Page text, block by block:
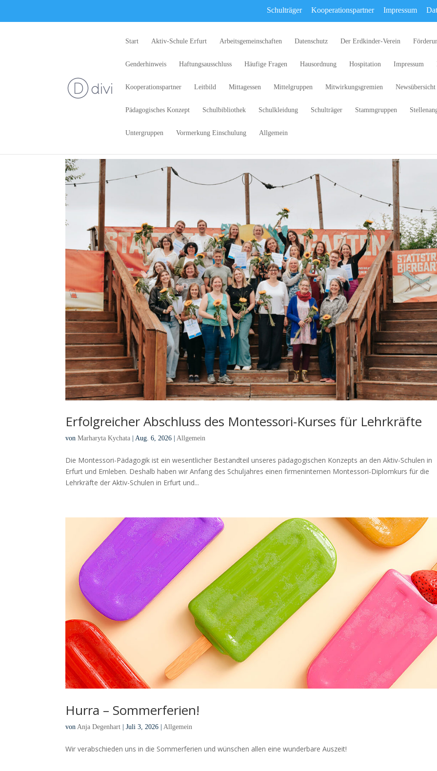
Schulträger Kooperationspartner Impressum
Start Aktiv-Schule Erfurt Arbeitsgemeinschaften Datenschutz Der Erdkinder-Verein
Genderhinweis Haftungsausschluss Häufige Fragen Hausordnung Hospitation Impressum
Kooperationspartner Leitbild Mittagessen Mittelgruppen Mitwirkungsgremien Newsübersicht
Pädagogisches Konzept Schulbibliothek Schulkleidung Schulträger Stammgruppen
Untergruppen Vormerkung Einschulung Allgemein
Erfolgreicher Abschluss des Montessori-Kurses für Lehrkräfte
vonMarharyta Kychata Aug. 6, 2026 Allgemein
Die Montessori-Pädagogik ist ein wesentlicher Bestandteil unseres pädagogischen Konzepts an den Aktiv-Schulen in
Erfurt und Emleben. Deshalb haben wir Anfang des Schuljahres einen firmeninternen Montessori-Diplomkurs für die
Lehrkräfte der Aktiv-Schulen in Erfurt und...
Hurra – Sommerferien!
von Anja Degenhart |Juli 3, 2026 | Allgemein
Wir verabschieden uns in die Sommerferien und wünschen allen eine wunderbare Auszeit!